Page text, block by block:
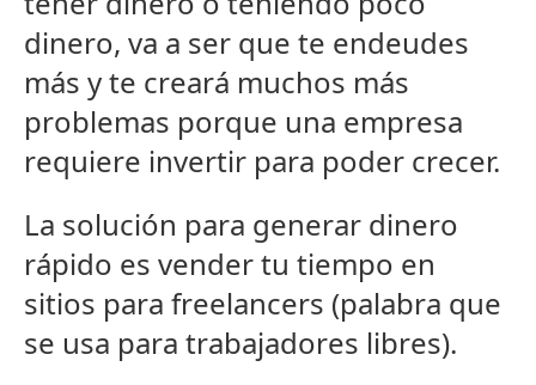
dinero, va a ser que te endeudes
más y te creará muchos más
problemas porque una empresa
requiere invertir para poder crecer.
La solución para generar dinero
rápido es vender tu tiempo en
sitios para freelancers (palabra que
se usa para trabajadores libres).